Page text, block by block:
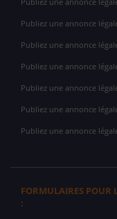
Publiez une annonce
Publiez une annonce
Publiez une annonce
Publiez une annonce
Publiez une annonce
Publiez une annonce
FORMULAIRES POUR
: